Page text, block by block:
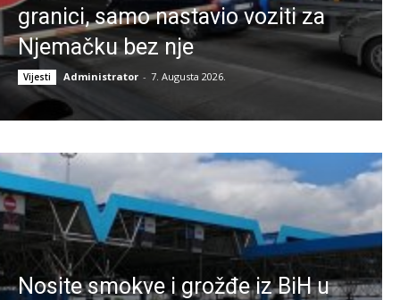
granici, samo nastavio voziti za
Njemačku bez nje
Vijesti Administrator - 7. Augusta 2026.
Nosite smokve i grožđe iz BiH u